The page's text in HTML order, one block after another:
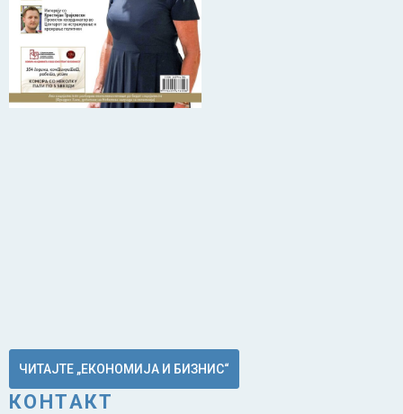
ЧИТАЈТЕ „ЕКОНОМИЈА И БИЗНИС“
КОНТАКТ